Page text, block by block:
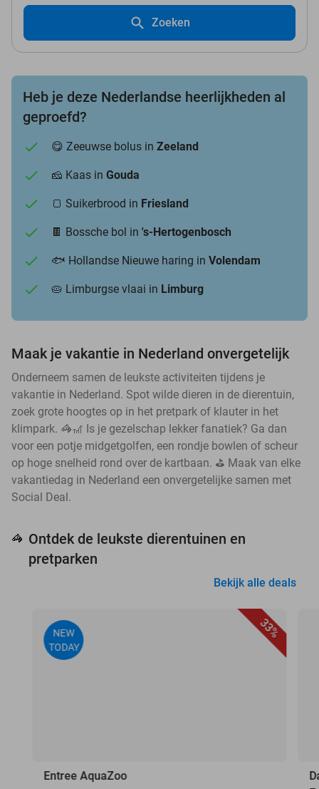
Zoeken
Heb je deze Nederlandse heerlijkheden al
geproefd?
😋 Zeeuwse bolus in Zeeland
🧀 Kaas in Gouda
🍞 Suikerbrood in Friesland
🍫 Bossche bol in 's-Hertogenbosch
🐟 Hollandse Nieuwe haring in Volendam
🥧 Limburgse vlaai in Limburg
Maak je vakantie in Nederland onvergetelijk
Onderneem samen de leukste activiteiten tijdens je
vakantie in Nederland. Spot wilde dieren in de dierentuin,
zoek grote hoogtes op in het pretpark of klauter in het
klimpark. 🦓🎢 Is je gezelschap lekker fanatiek? Ga dan
voor een potje midgetgolfen, een rondje bowlen of scheur
op hoge snelheid rond over de kartbaan. ⛳ Maak van elke
vakantiedag in Nederland een onvergetelijke samen met
Social Deal.
🦓 Ontdek de leukste dierentuinen en
pretparken
Bekijk alle deals
33%
NEW
TODAY
Entree AquaZoo